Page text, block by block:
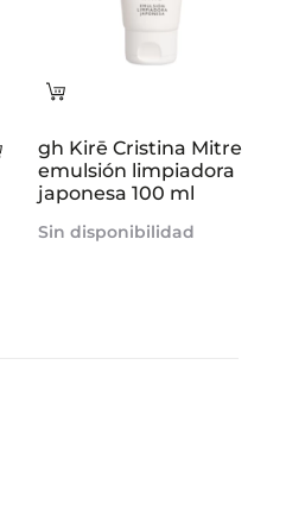
Añadir
Leer
gh Kirē Cristina Mitre
emulsión limpiadora
japonesa 100 ml
Sin disponibilidad